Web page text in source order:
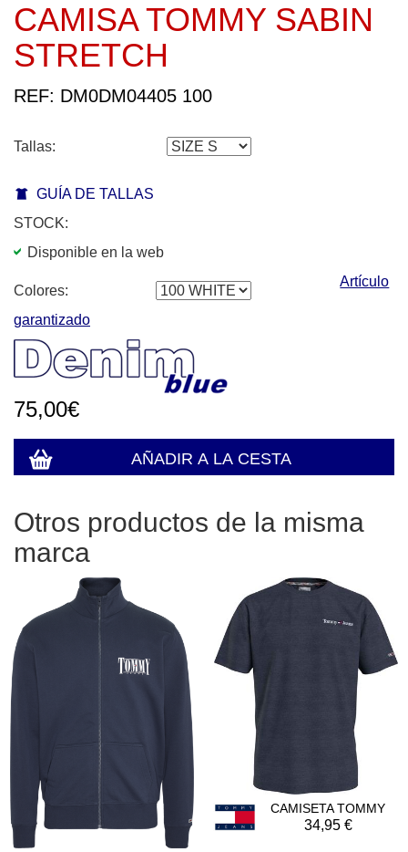
CAMISA TOMMY SABIN
STRETCH
REF: DM0DM04405 100
Tallas:
GUÍA DE TALLAS
STOCK:
Disponible en la web
Colores:
Artículo
garantizado
75,00€
Otros productos de la misma
marca
CAMISETA TOMMY
34,95